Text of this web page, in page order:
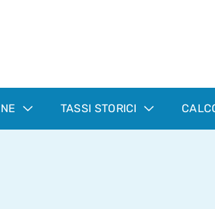
TASSI STORICI